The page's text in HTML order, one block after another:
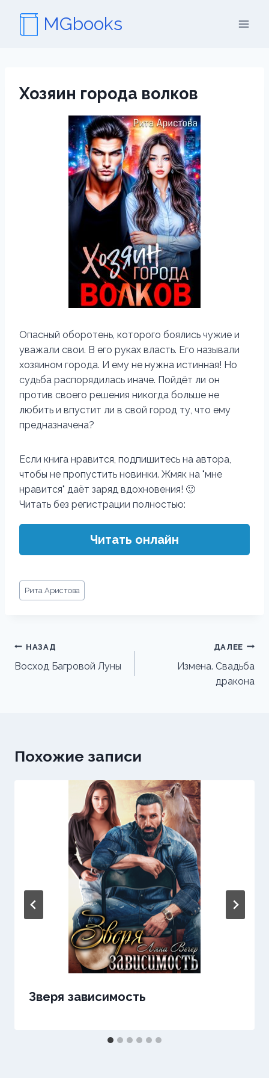
содержимому
MGbooks
Хозяин города волков
Опасный оборотень, которого боялись чужие и
уважали свои. В его руках власть. Его называли
хозяином города. И ему не нужна истинная! Но
судьба распорядилась иначе. Пойдёт ли он
против своего решения никогда больше не
любить и впустит ли в свой город ту, что ему
предназначена?
Если книга нравится, подпишитесь на автора,
чтобы не пропустить новинки. Жмяк на "мне
нравится" даёт заряд вдохновения! 🙂
Читать без регистрации полностью:
Читать онлайн
Метки
записи:
Рита Аристова
Навигация
по
НАЗАД
Восход Багровой Луны
ДАЛЕЕ
Измена. Свадьба
дракона
Похожие записи
Зверя зависимость